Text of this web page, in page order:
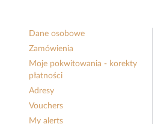
Dane osobowe
Zamówienia
Moje pokwitowania - korekty
płatności
Adresy
Vouchers
My alerts